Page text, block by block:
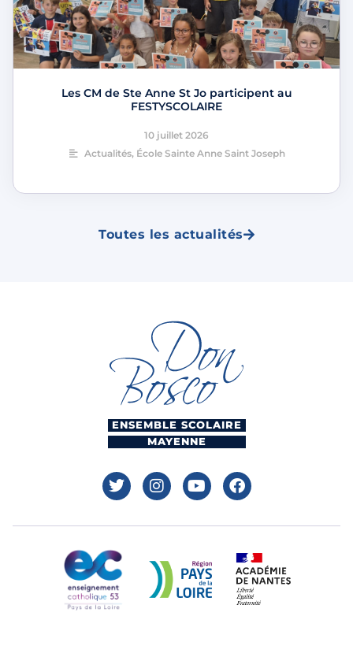
Les CM de Ste Anne St Jo participent au
FESTYSCOLAIRE
10 juillet 2026
Actualités, École Sainte Anne Saint Joseph
Toutes les actualités
ENSEMBLE SCOLAIRE
MAYENNE